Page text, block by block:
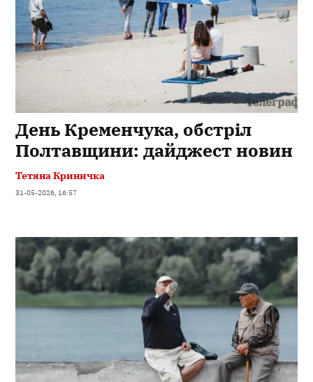
День Кременчука, обстріл
Полтавщини: дайджест новин
Тетяна Криничка
31-05-2026, 16:57